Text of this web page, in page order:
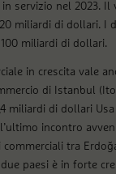
servizio nel 2023.
20 miliardi di dollari. I
miliardi di dollari.
in crescita vale
di Istanbul
miliardi di dollari
incontro
tra
paesi è in forte